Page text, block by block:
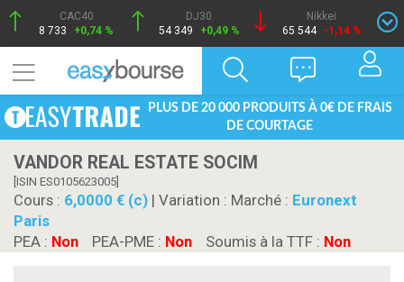
CAC40
8 733
+0,74 %
DJ30
54 349
+0,49 %
Nikkei
65 544 -1,14 %
PLUS DE 20 000 PRODUITS À 0€ DE FRAIS
DE COURTAGE
VANDOR REAL ESTATE SOCIM
[ISIN ES0105623005]
Cours : 6,0000 € (c) | Variation : Marché : Euronext
Paris
PEA : Non PEA-PME : Non Soumis à la TTF : Non